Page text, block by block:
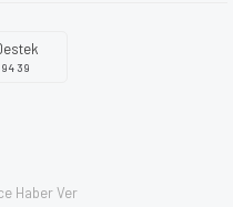
39
Haber Ver